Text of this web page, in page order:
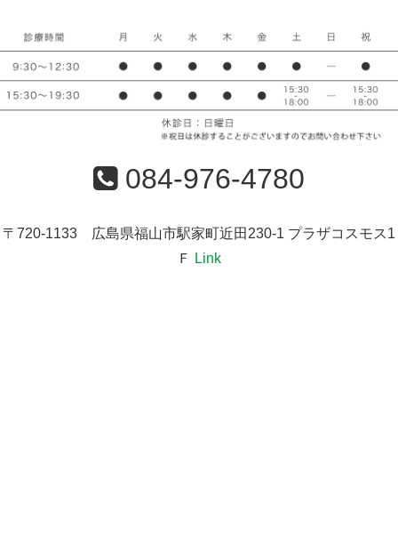
084-976-4780
〒720-1133 広島県福山市駅家町近田230-1 プラザコスモス1
Ｆ
Link